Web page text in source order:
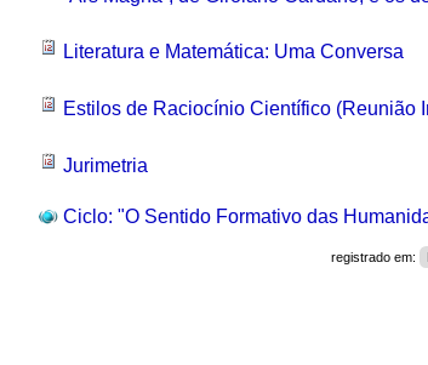
Literatura e Matemática: Uma Conversa
Estilos de Raciocínio Científico (Reunião
Jurimetria
Ciclo: "O Sentido Formativo das
registrado em: